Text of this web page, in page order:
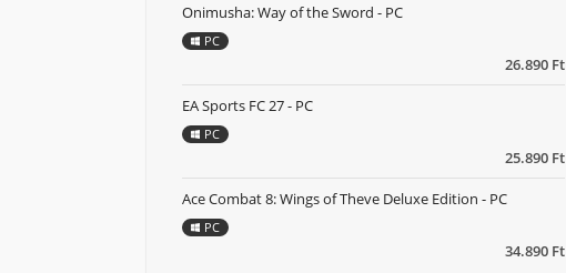
26.890 Ft
Onimusha: Way of the Sword - PC
PC
25.890 Ft
EA Sports FC 27 - PC
PC
34.890 Ft
Ace Combat 8: Wings of Theve Deluxe Edition - PC
PC